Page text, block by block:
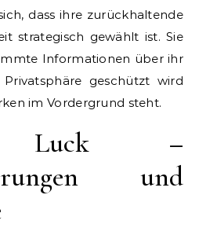
dass ihre zurückhaltende
strategisch gewählt ist. Sie
Informationen über ihr
geschützt wird
im Vordergrund steht.
Luck –
und